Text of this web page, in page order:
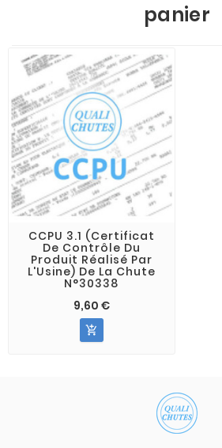
panier
CCPU 3.1 (Certificat
De Contrôle Du
Produit Réalisé Par
L'Usine) De La Chute
N°30338
9,60 €
